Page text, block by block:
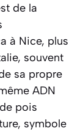
de la
à Nice, plus
souvent
sa propre
ADN
pois
symbole